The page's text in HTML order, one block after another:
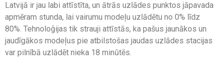
Latvijā ir jau labi attīstīta, un ātrās uzlādes punktos jāpavada
apmēram stunda, lai vairumu modeļu uzlādētu no 0% līdz
80%. Tehnoloģijas tik strauji attīstās, ka pašus jaunākos un
jaudīgākos modeļus pie atbilstošas jaudas uzlādes stacijas
var pilnībā uzlādēt nieka 18 minūtēs.